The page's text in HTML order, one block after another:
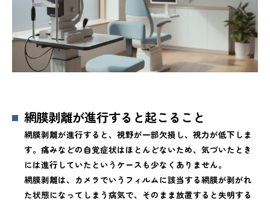
網膜剥離が進行すると起こること
網膜剥離が進行すると、視野が一部欠損し、視力が低下しま
す。痛みなどの自覚症状はほとんどないため、気づいたとき
には進行していたというケースも少なくありません。
網膜剥離は、カメラでいうフィルムに該当する網膜が剥がれ
た状態になってしまう病気で、そのまま放置すると失明する